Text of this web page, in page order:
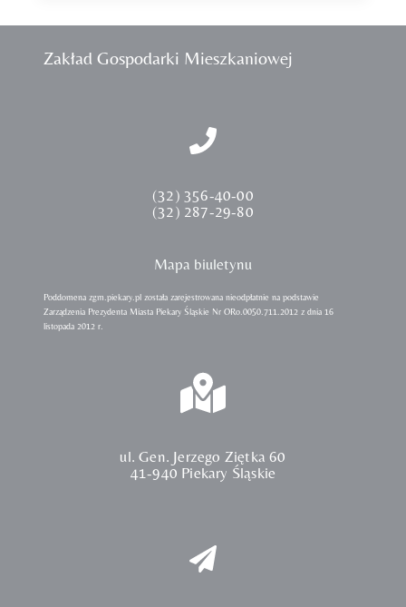
Zakład Gospodarki Mieszkaniowej
(32) 356-40-00
(32) 287-29-80
Mapa biuletynu
Poddomena zgm.piekary.pl została zarejestrowana nieodpłatnie na podstawie
Zarządzenia Prezydenta Miasta Piekary Śląskie Nr ORo.0050.711.2012 z dnia 16
listopada 2012 r.
ul. Gen. Jerzego Ziętka 60
41-940 Piekary Śląskie